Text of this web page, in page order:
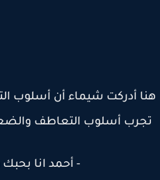
أدركت شيماء أن أسلوب
أسلوب التعاطف والضعف
- أحمد انا بحبك